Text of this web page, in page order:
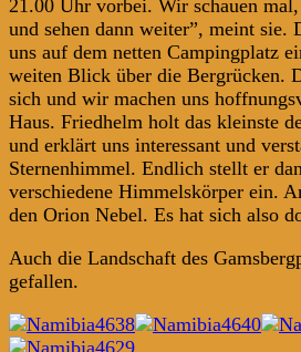
21.00 Uhr vorbei. Wir schauen
und sehen dann weiter”, meint sie.
uns auf dem netten Campingplatz
weiten Blick über die Bergrücken.
sich und wir machen uns
Haus. Friedhelm holt das kleinste
und erklärt uns interessant und
Sternenhimmel. Endlich stellt er
verschiedene Himmelskörper ein.
den Orion Nebel. Es hat sich also
Auch die Landschaft des
gefallen.